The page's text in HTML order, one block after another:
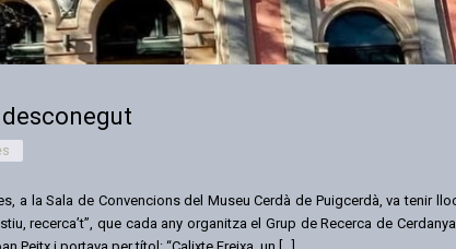
a la Sala de Convencions del Museu Cerdà de Puigcerdà, va tenir
recerca’t”, que cada any organitza el Grup de Recerca de